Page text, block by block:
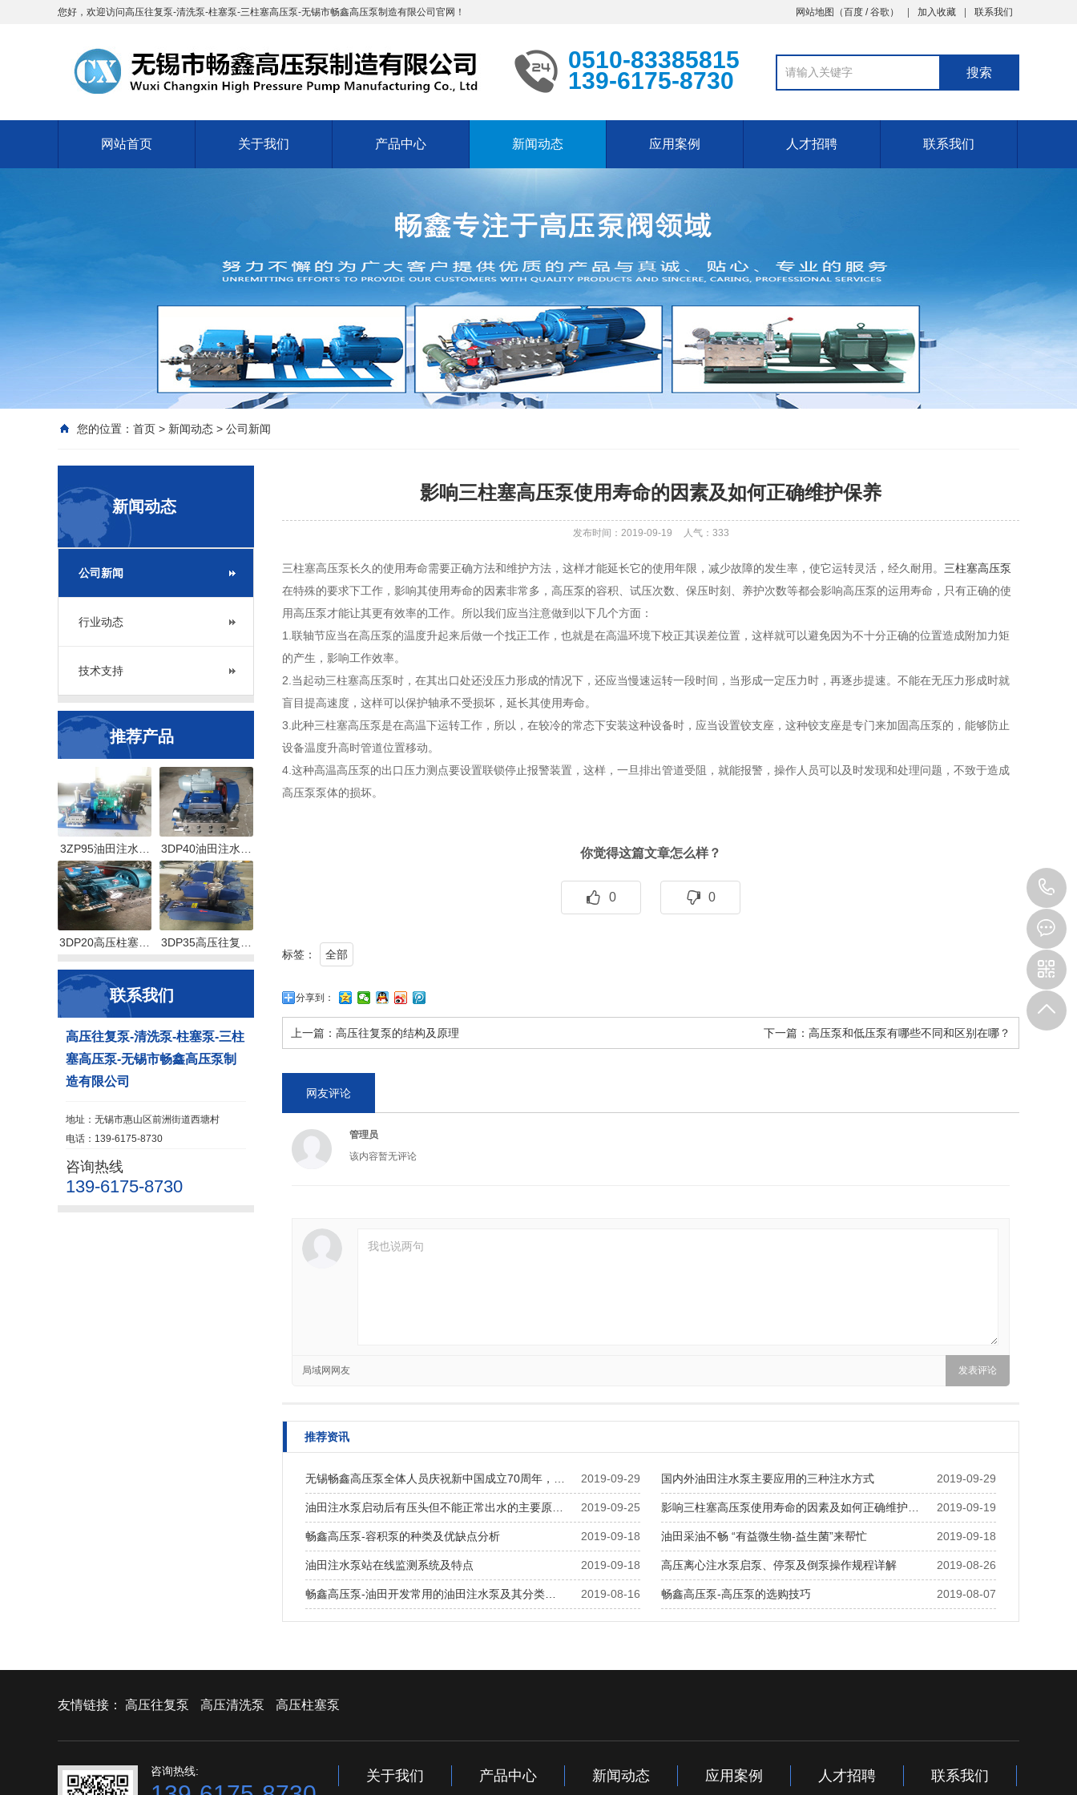
您好，欢迎访问高压往复泵-清洗泵-柱塞泵-三柱塞高压泵-无锡市畅鑫高压泵制造有限公司官网！ 网站地图 （百度 /谷歌 ） 加入收藏 联系我们
0510-83385815
139-6175-8730
网站首页 关于我们 产品中心 新闻动态 应用案例 人才招聘 联系我们
您的位置： 首页 > 新闻动态 > 公司新闻
新闻动态
公司新闻
行业动态
技术支持
推荐产品
3ZP95油田注水… 3DP40油田注水…
3DP20高压柱塞… 3DP35高压往复…
联系我们
高压往复泵-清洗泵-柱塞泵-三柱
塞高压泵-无锡市畅鑫高压泵制
造有限公司
地址：无锡市惠山区前洲街道西塘村
电话：139-6175-8730
咨询热线
139-6175-8730
影响三柱塞高压泵使用寿命的因素及如何正确维护保养
发布时间：2019-09-19 人气： 333
三柱塞高压泵长久的使用寿命需要正确方法和维护方法，这样才能延长它的使用年限，减少故障的发生率，使它运转灵活，经久耐用。 三柱塞高压泵
在特殊的要求下工作，影响其使用寿命的因素非常多，高压泵的容积、试压次数、保压时刻、养护次数等都会影响高压泵的运用寿命，只有正确的使
用高压泵才能让其更有效率的工作。所以我们应当注意做到以下几个方面：
1.联轴节应当在高压泵的温度升起来后做一个找正工作，也就是在高温环境下校正其误差位置，这样就可以避免因为不十分正确的位置造成附加力矩
的产生，影响工作效率。
2.当起动三柱塞高压泵时，在其出口处还没压力形成的情况下，还应当慢速运转一段时间，当形成一定压力时，再逐步提速。不能在无压力形成时就
盲目提高速度，这样可以保护轴承不受损坏，延长其使用寿命。
3.此种三柱塞高压泵是在高温下运转工作，所以，在较冷的常态下安装这种设备时，应当设置铰支座，这种铰支座是专门来加固高压泵的，能够防止
设备温度升高时管道位置移动。
4.这种高温高压泵的出口压力测点要设置联锁停止报警装置，这样，一旦排出管道受阻，就能报警，操作人员可以及时发现和处理问题，不致于造成
高压泵泵体的损坏。
你觉得这篇文章怎么样？
0 0
标签： 全部
分享到：
上一篇： 高压往复泵的结构及原理 下一篇： 高压泵和低压泵有哪些不同和区别在哪？
网友评论
管理员
该内容暂无评论
局域网网友
推荐资讯
2019-09-29
无锡畅鑫高压泵全体人员庆祝新中国成立70周年，… 2019-09-29
国内外油田注水泵主要应用的三种注水方式
2019-09-25
油田注水泵启动后有压头但不能正常出水的主要原… 2019-09-19
影响三柱塞高压泵使用寿命的因素及如何正确维护…
2019-09-18
畅鑫高压泵-容积泵的种类及优缺点分析 2019-09-18
油田采油不畅 “有益微生物-益生菌”来帮忙
2019-09-18
油田注水泵站在线监测系统及特点 2019-08-26
高压离心注水泵启泵、停泵及倒泵操作规程详解
2019-08-16
畅鑫高压泵-油田开发常用的油田注水泵及其分类… 2019-08-07
畅鑫高压泵-高压泵的选购技巧
友情链接： 高压往复泵 高压清洗泵 高压柱塞泵
咨询热线: 关于我们 产品中心 新闻动态 应用案例 人才招聘 联系我们